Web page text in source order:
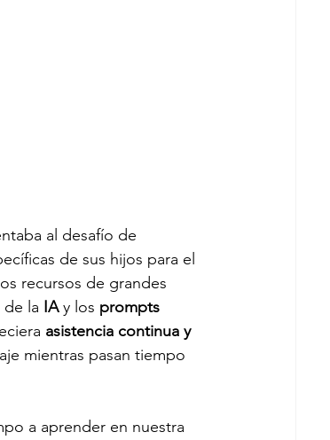
al desafío de
de sus hijos para el
recursos de grandes
la IA y los prompts
asistencia continua y
mientras pasan tiempo
a aprender en nuestra